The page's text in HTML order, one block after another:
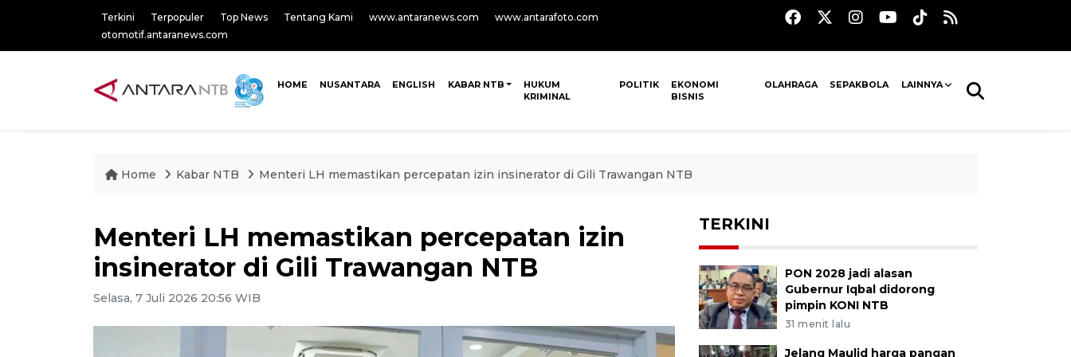
Terkini Terpopuler Top News Tentang Kami www.antaranews.com
www.antarafoto.com
otomotif.antaranews.com
HOME NUSANTARA ENGLISH KABAR NTB
HUKUM
KRIMINAL
POLITIK
EKONOMI
BISNIS
OLAHRAGA SEPAKBOLA LAINNYA
Home Kabar NTB Menteri LH memastikan percepatan izin insinerator di Gili Trawangan NTB
Menteri LH memastikan percepatan izin
insinerator di Gili Trawangan NTB
Selasa, 7 Juli 2026 20:56 WIB
TERKINI
PON 2028 jadi alasan
Gubernur Iqbal didorong
pimpin KONI NTB
31 menit lalu
Jelang Maulid harga pangan